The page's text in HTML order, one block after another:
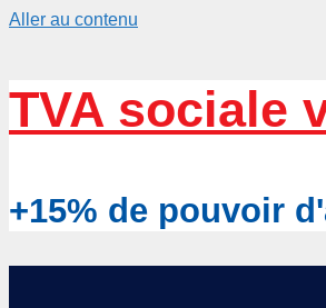
Aller au contenu
TVA sociale
+15% de pouvoir